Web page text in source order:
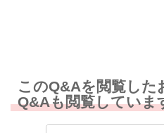
このQ&Aを閲覧した
Q&Aも閲覧していま